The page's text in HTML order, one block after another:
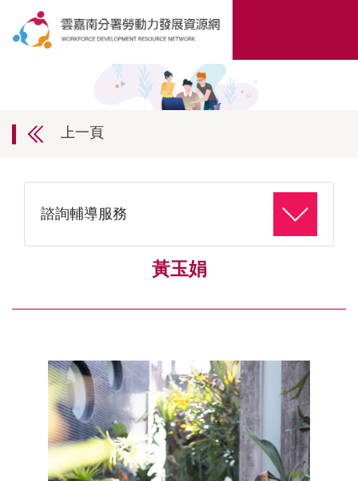
上一頁
諮詢輔導服務
黃玉娟